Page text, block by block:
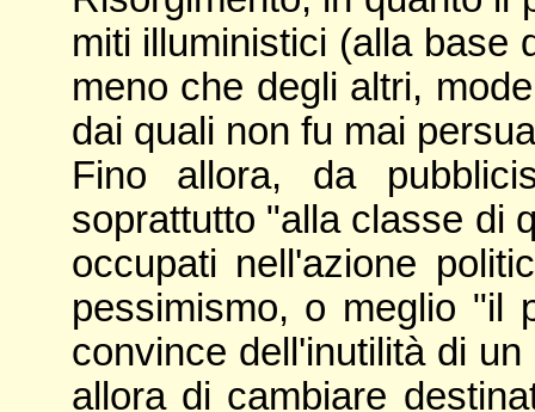
miti illuministici (alla base
meno che degli altri,
dai quali non fu mai
Fino allora, da
soprattutto "alla classe di
occupati nell'azione
pessimismo, o meglio "il
convince dell'inutilità di
allora di cambiare